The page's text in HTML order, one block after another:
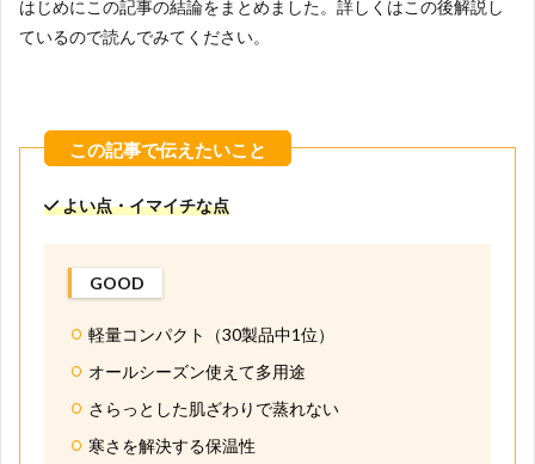
はじめにこの記事の結論をまとめました。詳しくはこの後解説し
ているので読んでみてください。
よい点・イマイチな点
GOOD
軽量コンパクト（30製品中1位）
オールシーズン使えて多用途
さらっとした肌ざわりで蒸れない
寒さを解決する保温性